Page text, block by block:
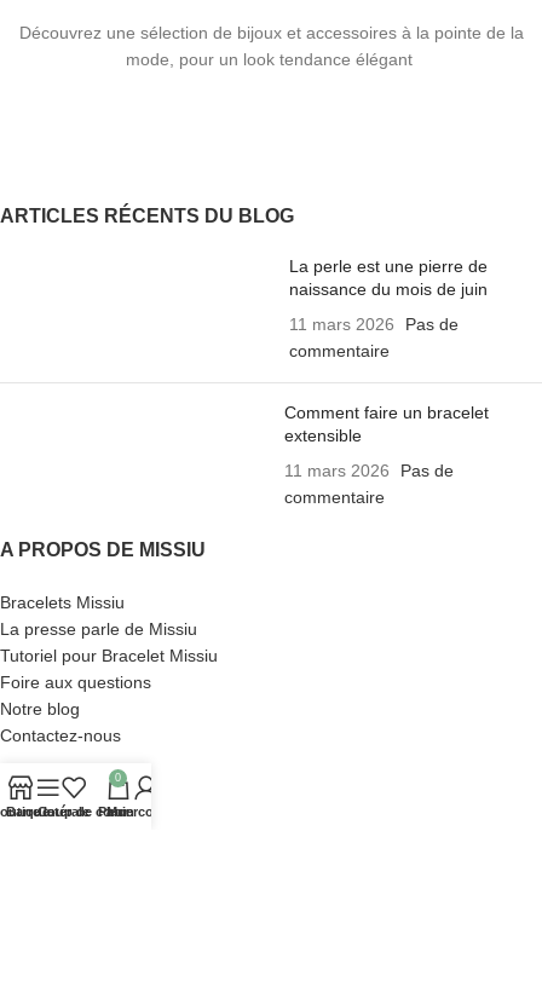
Découvrez une sélection de bijoux et accessoires à la pointe de la
mode, pour un look tendance élégant
ARTICLES RÉCENTS DU BLOG
La perle est une pierre de
naissance du mois de juin
11 mars 2026
Pas de
commentaire
Comment faire un bracelet
extensible
11 mars 2026
Pas de
commentaire
A PROPOS DE MISSIU
Bracelets Missiu
La presse parle de Missiu
Tutoriel pour Bracelet Missiu
Foire aux questions
Notre blog
Contactez-nous
LIENS UTILES
Barre latérale
Coup de cœur
0
Panier
Mon compte